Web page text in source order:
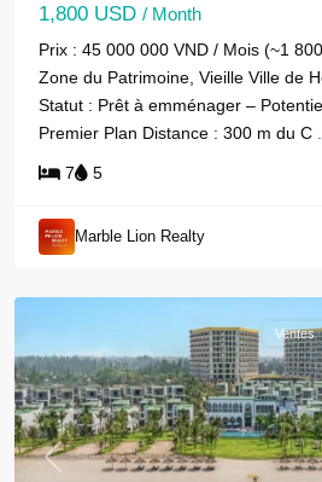
1,800 USD / Month
Prix : 45 000 000 VND / Mois (~1
Zone du Patrimoine, Vieille Ville de
Statut : Prêt à emménager –
Premier Plan Distance : 300 m du C
7 5
Marble Lion Realty
Previous
Ventes